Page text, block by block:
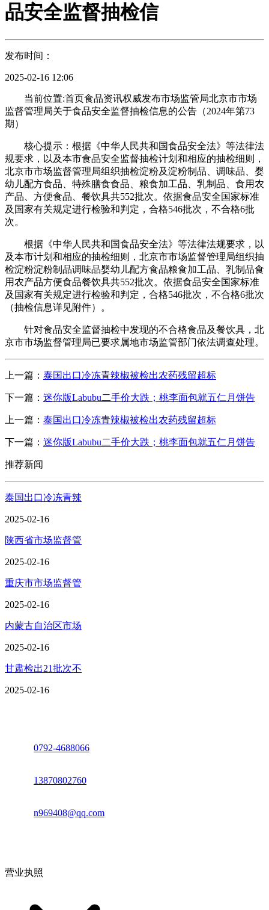
品安全监督抽检信
发布时间：
2025-02-16 12:06
当前位置:首页食品资讯权威发布市场监管局北京市市场
监督管理局关于食品安全监督抽检信息的公告（2024年第73
期）
核心提示：根据《中华人民共和国食品安全法》等法律法
规要求，以及本市食品安全监督抽检计划和相应的抽检细则，
北京市市场监督管理局组织抽检淀粉及淀粉制品、调味品、婴
幼儿配方食品、特殊膳食食品、粮食加工品、乳制品、食用农
产品、方便食品、餐饮具共552批次。依据食品安全国家标准
及国家有关规定进行检验和判定，合格546批次，不合格6批
次。
根据《中华人民共和国食品安全法》等法律法规要求，以
及本市计划和相应的抽检细则，北京市市场监督管理局组织抽
检淀粉淀粉制品调味品婴幼儿配方食品粮食加工品、乳制品食
用农产品方便食品餐饮具共552批次。依据食品安全国家标准
及国家有关规定进行检验和判定，合格546批次，不合格6批次
（抽检信息详见附件）。
针对食品安全监督抽检中发现的不合格食品及餐饮具，北
京市市场监督管理局已要求属地市场监管部门依法调查处理。
上一篇： 泰国出口冷冻青辣椒被检出农药残留超标
下一篇： 迷你版Labubu二手价大跌；桃李面包就五仁月饼告
上一篇： 泰国出口冷冻青辣椒被检出农药残留超标
下一篇： 迷你版Labubu二手价大跌；桃李面包就五仁月饼告
推荐新闻
泰国出口冷冻青辣
2025-02-16
陕西省市场监督管
2025-02-16
重庆市市场监督管
2025-02-16
内蒙古自治区市场
2025-02-16
甘肃检出21批次不
2025-02-16
0792-4688066
13870802760
n969408@qq.com
营业执照